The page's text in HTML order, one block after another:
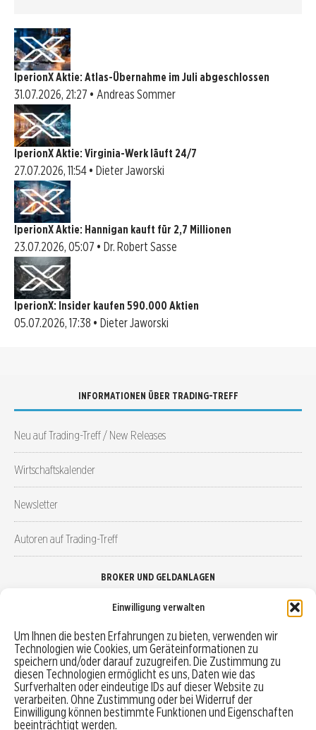
Einwilligung verwalten
Um Ihnen die besten Erfahrungen zu bieten, verwenden wir
Technologien wie Cookies, um Geräteinformationen zu
speichern und/oder darauf zuzugreifen. Die Zustimmung zu
diesen Technologien ermöglicht es uns, Daten wie das
Surfverhalten oder eindeutige IDs auf dieser Website zu
verarbeiten. Ohne Zustimmung oder bei Widerruf der
Einwilligung können bestimmte Funktionen und Eigenschaften
beeinträchtigt werden.
IperionX Aktie: Atlas-Übernahme im Juli abgeschlossen
31.07.2026, 21:27 • Andreas Sommer
IperionX Aktie: Virginia-Werk läuft 24/7
27.07.2026, 11:54 • Dieter Jaworski
IperionX Aktie: Hannigan kauft für 2,7 Millionen
23.07.2026, 05:07 • Dr. Robert Sasse
IperionX: Insider kaufen 590.000 Aktien
05.07.2026, 17:38 • Dieter Jaworski
INFORMATIONEN ÜBER TRADING-TREFF
Neu auf Trading-Treff / New Releases
Wirtschaftskalender
Newsletter
Autoren auf Trading-Treff
BROKER UND GELDANLAGEN
Robo-Advisor vergleichen
Depotvergleich
Festgeld vergleichen